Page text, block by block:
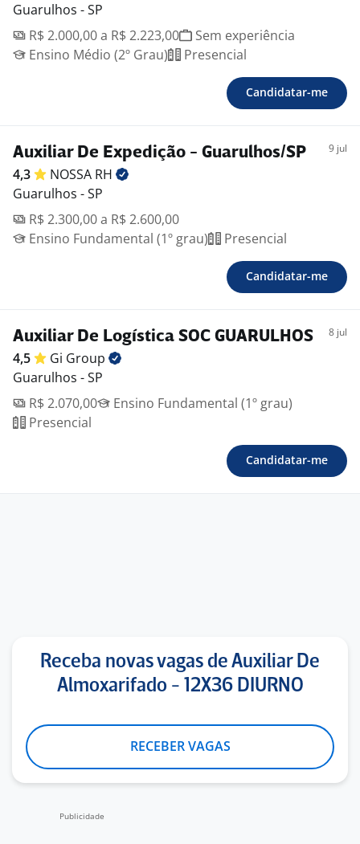
Guarulhos - SP
R$ 2.000,00 a R$ 2.223,00
Sem experiência
Ensino Médio (2º Grau)
Presencial
Candidatar-me
Auxiliar De Expedição - Guarulhos/SP 9 jul
4,3 NOSSA RH
Guarulhos - SP
R$ 2.300,00 a R$ 2.600,00
Ensino Fundamental (1º grau)
Presencial
Candidatar-me
Auxiliar De Logística SOC GUARULHOS 8 jul
4,5 Gi Group
Guarulhos - SP
R$ 2.070,00
Ensino Fundamental (1º grau)
Presencial
Candidatar-me
Receba novas vagas de Auxiliar De
Almoxarifado - 12X36 DIURNO
RECEBER VAGAS